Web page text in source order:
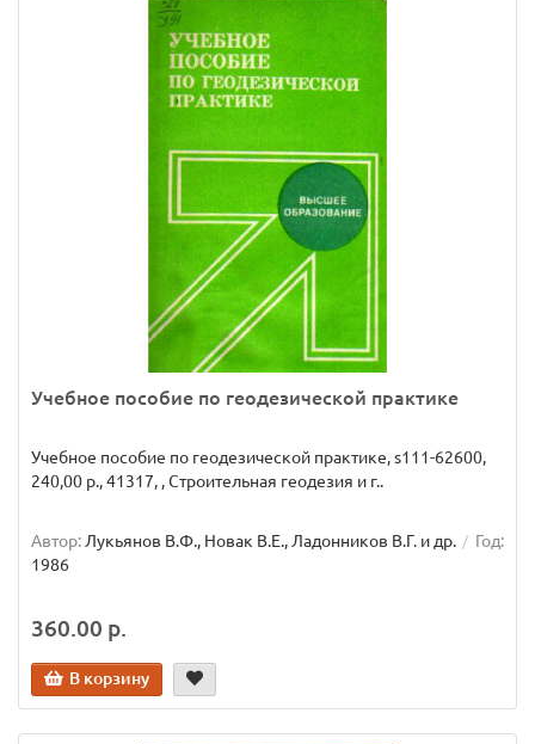
Учебное пособие по геодезической практике
Учебное пособие по геодезической практике, s111-62600,
240,00 р., 41317, , Строительная геодезия и г..
Автор: Лукьянов В.Ф., Новак В.Е., Ладонников В.Г. и др.
Год:
1986
360.00 р.
В корзину